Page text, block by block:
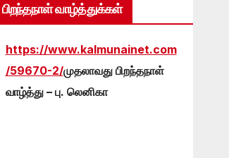
பிறந்தநாள் வாழ்த்துக்கள்
https://www.kalmunainet.com
/59670-2/முதலாவது பிறந்தநாள்
வாழ்த்து – பு. லெனிகா